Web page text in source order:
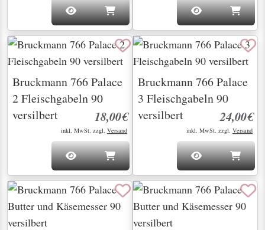
Bruckmann 766 Palace
2 Fleischgabeln 90
versilbert
18,00€
inkl. MwSt. zzgl. Versand
Bruckmann 766 Palace
3 Fleischgabeln 90
versilbert
24,00€
inkl. MwSt. zzgl. Versand